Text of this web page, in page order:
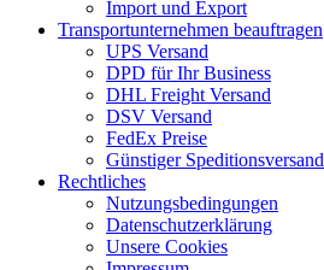
Import und Export
Transportunternehmen beauftragen
UPS Versand
DPD für Ihr Business
DHL Freight Versand
DSV Versand
FedEx Preise
Günstiger Speditionsversand
Rechtliches
Nutzungsbedingungen
Datenschutzerklärung
Unsere Cookies